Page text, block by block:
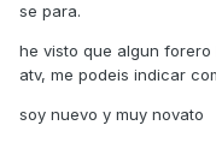
se para.
he visto que algun
atv, me podeis indicar
soy nuevo y muy novato